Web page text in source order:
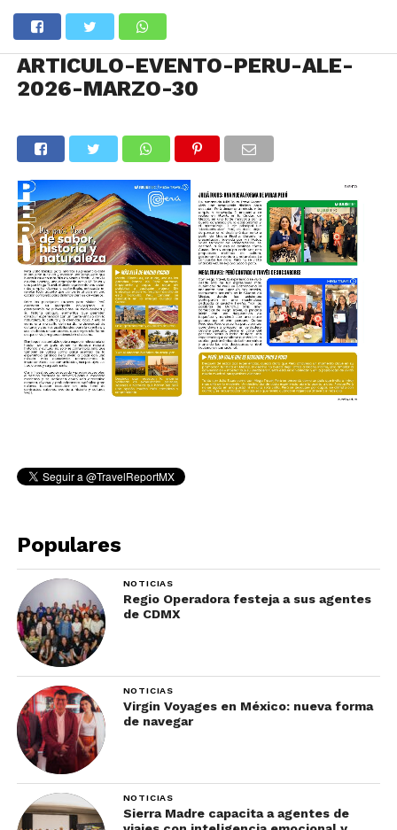
ARTICULO-EVENTO-PERU-ALE-
2026-MARZO-30
Populares
NOTICIAS
Regio Operadora festeja a sus agentes
de CDMX
NOTICIAS
Virgin Voyages en México: nueva forma
de navegar
NOTICIAS
Sierra Madre capacita a agentes de